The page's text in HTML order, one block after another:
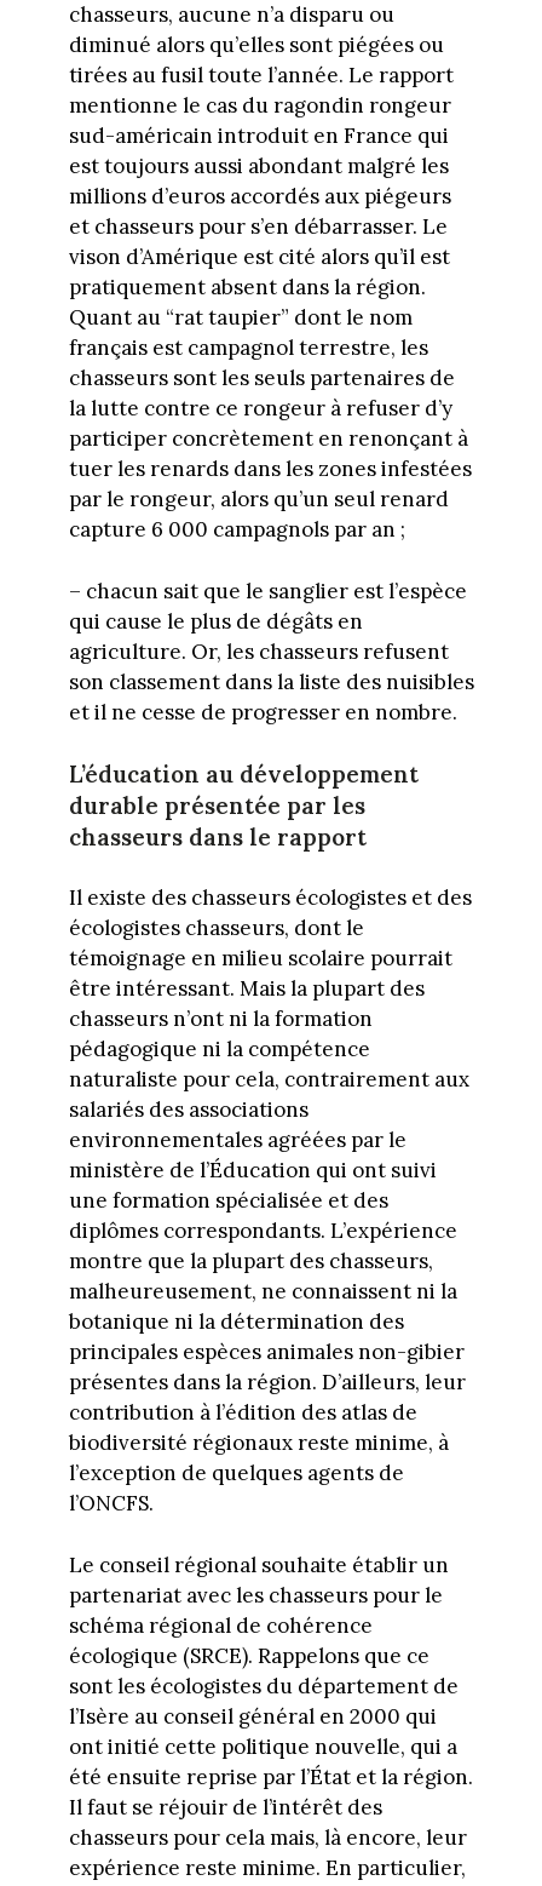
chasseurs, aucune n’a disparu ou
diminué alors qu’elles sont piégées ou
tirées au fusil toute l’année. Le rapport
mentionne le cas du ragondin rongeur
sud-américain introduit en France qui
est toujours aussi abondant malgré les
millions d’euros accordés aux piégeurs
et chasseurs pour s’en débarrasser. Le
vison d’Amérique est cité alors qu’il est
pratiquement absent dans la région.
Quant au “rat taupier” dont le nom
français est campagnol terrestre, les
chasseurs sont les seuls partenaires de
la lutte contre ce rongeur à refuser d’y
participer concrètement en renonçant à
tuer les renards dans les zones infestées
par le rongeur, alors qu’un seul renard
capture 6 000 campagnols par an ;
– chacun sait que le sanglier est l’espèce
qui cause le plus de dégâts en
agriculture. Or, les chasseurs refusent
son classement dans la liste des nuisibles
et il ne cesse de progresser en nombre.
L’éducation au développement
durable présentée par les
chasseurs dans le rapport
Il existe des chasseurs écologistes et des
écologistes chasseurs, dont le
témoignage en milieu scolaire pourrait
être intéressant. Mais la plupart des
chasseurs n’ont ni la formation
pédagogique ni la compétence
naturaliste pour cela, contrairement aux
salariés des associations
environnementales agréées par le
ministère de l’Éducation qui ont suivi
une formation spécialisée et des
diplômes correspondants. L’expérience
montre que la plupart des chasseurs,
malheureusement, ne connaissent ni la
botanique ni la détermination des
principales espèces animales non-gibier
présentes dans la région. D’ailleurs, leur
contribution à l’édition des atlas de
biodiversité régionaux reste minime, à
l’exception de quelques agents de
l’ONCFS.
Le conseil régional souhaite établir un
partenariat avec les chasseurs pour le
schéma régional de cohérence
écologique (SRCE). Rappelons que ce
sont les écologistes du département de
l’Isère au conseil général en 2000 qui
ont initié cette politique nouvelle, qui a
été ensuite reprise par l’État et la région.
Il faut se réjouir de l’intérêt des
chasseurs pour cela mais, là encore, leur
expérience reste minime. En particulier,